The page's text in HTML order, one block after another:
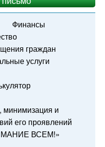
Финансы
граждан
услуги
минимизация и
его проявлений
ВСЕМ!»